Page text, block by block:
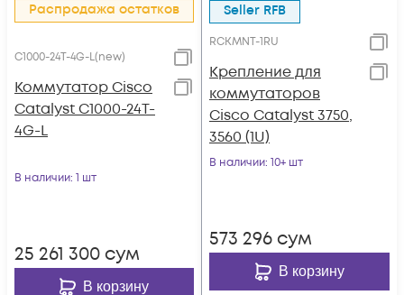
Распродажа остатков
C1000-24T-4G-L(new)
Коммутатор Cisco
Catalyst C1000-24T-
4G-L
В наличии: 1 шт
25 261 300 сум
В корзину
Seller RFB
RCKMNT-1RU
Крепление для
коммутаторов
Cisco Catalyst 3750,
3560 (1U)
В наличии: 10+ шт
573 296 сум
В корзину